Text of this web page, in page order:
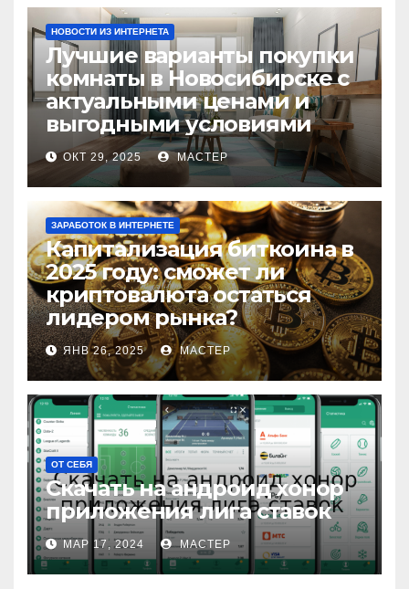
НОВОСТИ ИЗ ИНТЕРНЕТА
Лучшие варианты покупки
комнаты в Новосибирске с
актуальными ценами и
выгодными условиями
ОКТ 29, 2025 МАСТЕР
ЗАРАБОТОК В ИНТЕРНЕТЕ
Капитализация биткоина в
2025 году: сможет ли
криптовалюта остаться
лидером рынка?
ЯНВ 26, 2025 МАСТЕР
ОТ СЕБЯ
Скачать на андроид хонор
приложения лига ставок
МАР 17, 2024 МАСТЕР